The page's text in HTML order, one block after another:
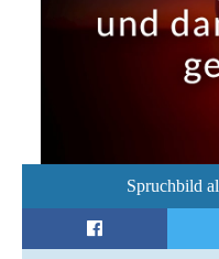
Spruchbild